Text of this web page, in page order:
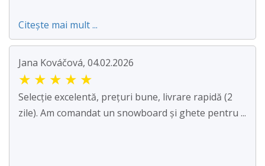
Citește mai mult ...
Jana Kováčová, 04.02.2026
★ ★ ★ ★ ★
Selecție excelentă, prețuri bune, livrare rapidă (2
zile). Am comandat un snowboard și ghete pentru ...